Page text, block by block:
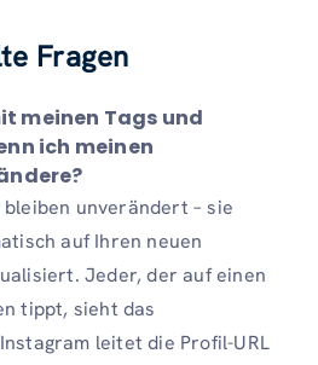
Fragen
meinen Tags und
ich meinen
unverändert – sie
auf Ihren neuen
Jeder, der auf einen
tippt, sieht das
leitet die Profil-URL